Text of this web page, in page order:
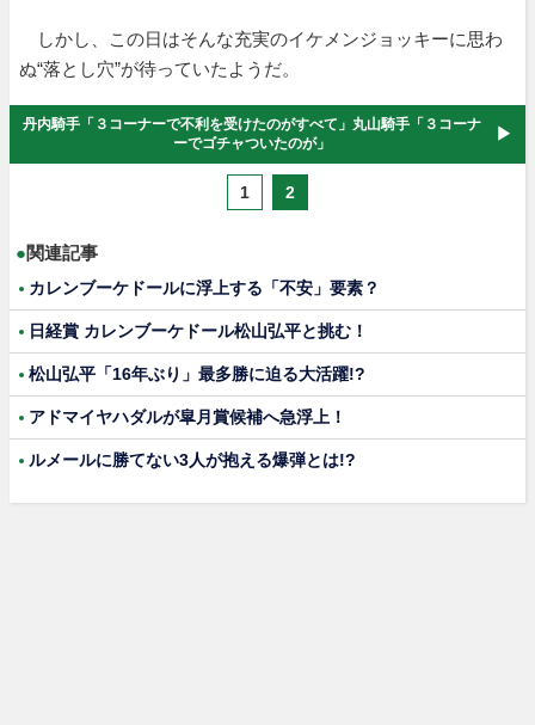
しかし、この日はそんな充実のイケメンジョッキーに思わ
ぬ“落とし穴”が待っていたようだ。
丹内騎手「３コーナーで不利を受けたのがすべて」丸山騎手「３コーナ
ーでゴチャついたのが」
1 2
●関連記事
カレンブーケドールに浮上する「不安」要素？
日経賞 カレンブーケドール松山弘平と挑む！
松山弘平「16年ぶり」最多勝に迫る大活躍!?
アドマイヤハダルが皐月賞候補へ急浮上！
ルメールに勝てない3人が抱える爆弾とは!?